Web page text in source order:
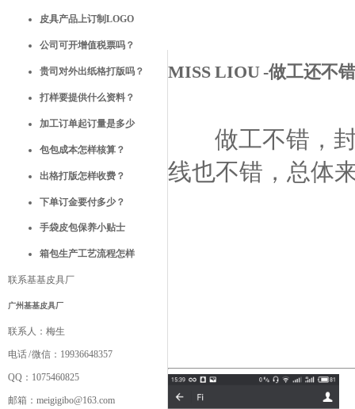
皮具产品上订制LOGO
公司可开增值税票吗？
贵司对外出纸格打版吗？
打样要提供什么资料？
加工订单起订量是多少
包包成本怎样核算？
出格打版怎样收费？
下单订金要付多少？
手袋皮包保养小贴士
箱包生产工艺流程怎样
联系基基皮具厂
广州基基皮具厂
联系人： 梅生
电话 / 微信： 19936648357
QQ： 1075460825
邮箱： meigigibo@163.com
MISS LIOU -做工还不错
做工不错，
线也不错，总体